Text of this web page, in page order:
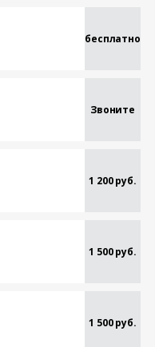
бесплатно
Звоните
1 200 руб.
1 500 руб.
1 500 руб.